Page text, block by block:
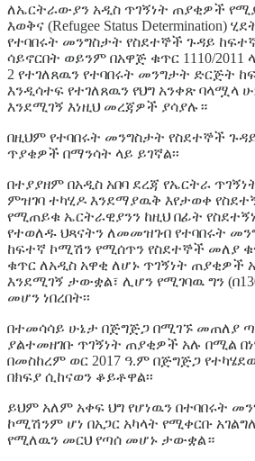
ለኤርትራውያን አዲስ ጥገኝነት ጠያቂዎች
እወቅና (Refugee Status Determination)
የተባበሩት መንግስታት የስደተኞች ጉዳይ
ሳይኖርበት ወይንም በአዋጅ ቁጥር 1110/2011
2 የተገለጸዉን የተባበሩት መንግታት ድርጅት
እንዲሳተፍ የተገለጸዉን የህግ አንቀጽ ባላሟላ
እንደሚገኝ እነዚህ መረጃዎች ያሳያሉ።
በዚህም የተባበሩት መንግስታት የስደተኞች
ጥያቄዎች በማንሳት ላይ ይገኛል፡፡
በተያያዘም በአዲስ አበባ ደረጃ የኤርትራ
ምዝገባ ተካሂዶ እንደማያዉቅ እየታወቀ
የሚጠይቁ ኤርትራዊያንን ከዚህ በፊት
የተወለዱ ህጻናትን ለመመዝገብ የተባበሩት
ከፍተኛ ኮሚሽን የሚሰጥን የስደተኞች መለያ
ቁጥር ለአዲስ አዋቂ ለሆኑ ጥገኝነት ጠያቂዎች
እንደሚገኝ ታውቋል፣ ሊሆን የሚገባዉ ግን
መሆን ነበረበት፡፡
በተመሳሳይ ሁኔታ በጅግጅጋ በሚገኙ መጠለያ
ያልተመዘገቡ ጥገኝነት ጠያቂዎች አሉ በሚል
በመስከረም ወር 2017 ዓ.ም በጅግጅጋ
በክፍያ ሲከናወን ቆይቶዋል፡፡
ይህም አለም አቀፍ ህግ የሆነዉን በተባበሩት
ኮሚሽንም ሆነ በአጋር አካላት የሚቀርቡ
የሚለዉን መርህ የጣሰ መሆኑ ታውቋል።